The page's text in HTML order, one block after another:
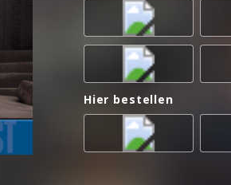
Hier bestellen